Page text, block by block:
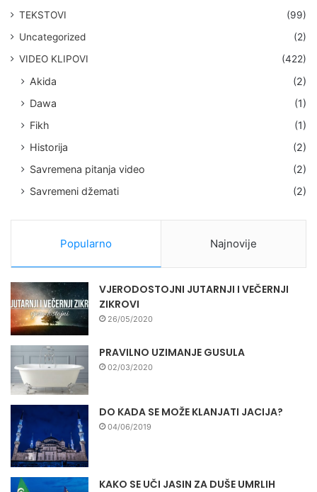
TEKSTOVI
(99)
Uncategorized
(2)
VIDEO KLIPOVI
(422)
Akida
(2)
Dawa
(1)
Fikh
(1)
Historija
(2)
Savremena pitanja video
(2)
Savremeni džemati
(2)
Popularno Najnovije
VJERODOSTOJNI JUTARNJI I VEČERNJI
ZIKROVI
26/05/2020
PRAVILNO UZIMANJE GUSULA
02/03/2020
DO KADA SE MOŽE KLANJATI JACIJA?
04/06/2019
KAKO SE UČI JASIN ZA DUŠE UMRLIH